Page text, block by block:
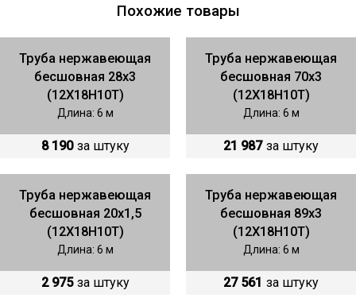
Похожие товары
Труба нержавеющая
бесшовная 28х3
(12Х18Н10Т)
Длина: 6 м
8 190 за штуку
Труба нержавеющая
бесшовная 70х3
(12Х18Н10Т)
Длина: 6 м
21 987 за штуку
Труба нержавеющая
бесшовная 20х1,5
(12Х18Н10Т)
Длина: 6 м
2 975 за штуку
Труба нержавеющая
бесшовная 89х3
(12Х18Н10Т)
Длина: 6 м
27 561 за штуку